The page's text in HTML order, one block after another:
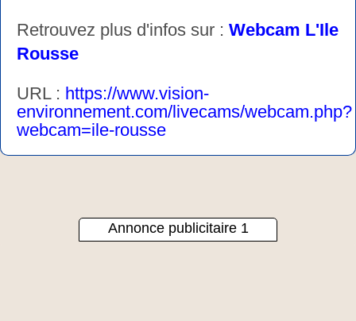
Retrouvez plus d'infos sur : Webcam L'Ile
Rousse
URL : https://www.vision-
environnement.com/livecams/webcam.php?
webcam=ile-rousse
Annonce publicitaire 1